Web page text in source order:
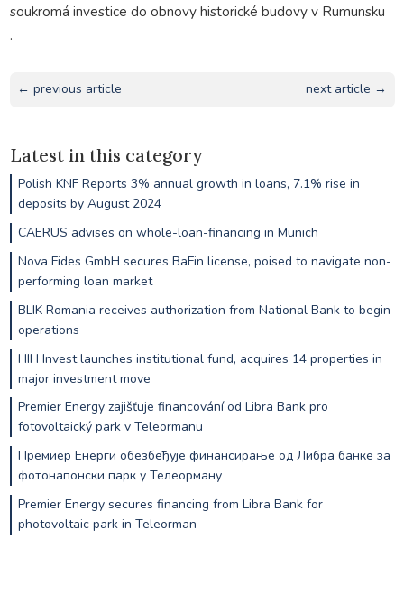
soukromá investice do obnovy historické budovy v Rumunsku
.
← previous article next article →
Latest in this category
Polish KNF Reports 3% annual growth in loans, 7.1% rise in
deposits by August 2024
CAERUS advises on whole-loan-financing in Munich
Nova Fides GmbH secures BaFin license, poised to navigate non-
performing loan market
BLIK Romania receives authorization from National Bank to begin
operations
HIH Invest launches institutional fund, acquires 14 properties in
major investment move
Premier Energy zajišťuje financování od Libra Bank pro
fotovoltaický park v Teleormanu
Премиер Енерги обезбеђује финансирање од Либра банке за
фотонапонски парк у Телеорману
Premier Energy secures financing from Libra Bank for
photovoltaic park in Teleorman